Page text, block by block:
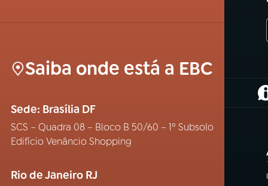
Saiba onde está a EBC
Sede: Brasília DF
SCS – Quadra 08 – Bloco B 50/60 – 1º Subsolo
Edifício Venâncio Shopping
Rio de Janeiro RJ